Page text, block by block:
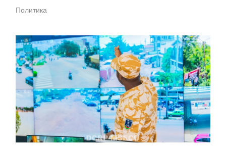
Политика